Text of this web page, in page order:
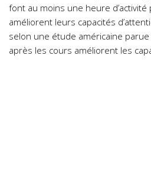
font au moins une heure d’activité
améliorent leurs capacités
selon une étude américaine
après les cours améliorent les